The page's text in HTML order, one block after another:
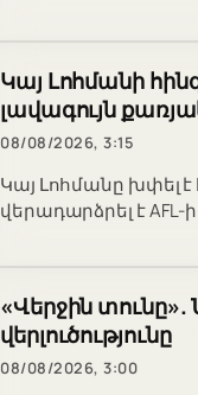
Կայ Լոհմանի
լավագույն
08/08/2026, 3:15
Կայ Լոհմանը խփել է
վերադարձրել է
«Վերջին տունը».
վերլուծությունը
08/08/2026, 3:00